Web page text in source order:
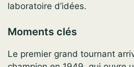
laboratoire d’idées.
Moments clés
Le premier grand tournant